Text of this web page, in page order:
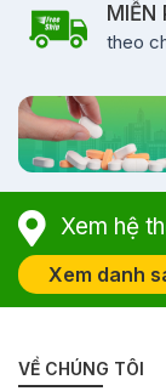
MIỄN
theo
Xem hệ
Xem danh
VỀ CHÚNG TÔI